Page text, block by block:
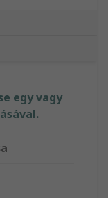
egy vagy